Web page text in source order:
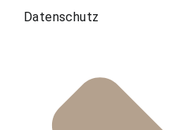
Datenschutz